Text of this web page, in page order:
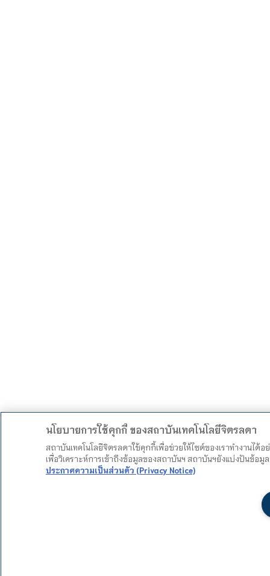
นโยบายการใช้คุกกี้ ของสถาบันเทคโนโลยีจิตรลดา
สถาบันเทคโนโลยีจิตรลดาใช้คุกกี้เพื่อช่วยให้ไซต์ของเราทำงานไ
เพื่อวิเคราะห์การเข้าถึงข้อมูลของสถาบันฯ สถาบันฯยังแบ่งปันข้อ
ประกาศความเป็นส่วนตัว (Privacy Notice)